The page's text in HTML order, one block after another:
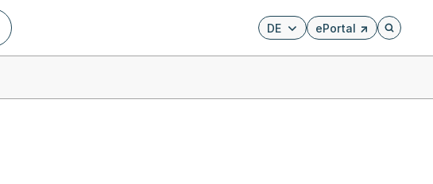
DE ePortal
Externer Link, wird in
Öffnet